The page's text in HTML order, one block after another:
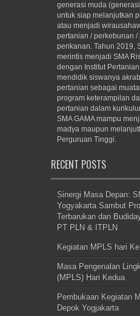
generasi muda
untuk siap melanjutkan
atau menjadi
pertanian / perkebunan /
perikanan. Tahun 2019,
merintis menjadi SMA
dengan Institut
mendidik siswanya
pertanian sebagai
program keterampilan
pertanian dalam
SMA GAMA mampu
madya maupun
Perguruan Tinggi.
RECENT POSTS
Sinergi Masa Depan:
Yogyakarta Sambut
Terbarukan dan
PT PLN & ITPLN
Kegiatan MPLS hari
Masa Pengenalan
(MPLS) Hari Kedua
Pembukaan Kegiatan
Depok Yogjakarta